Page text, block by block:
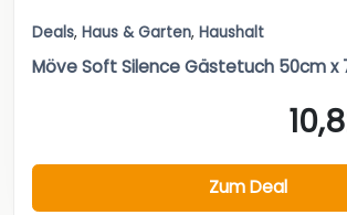
Deals, Haus & Garten, Haushalt
Möve Soft Silence Gästetuch 50cm x
Zum Deal